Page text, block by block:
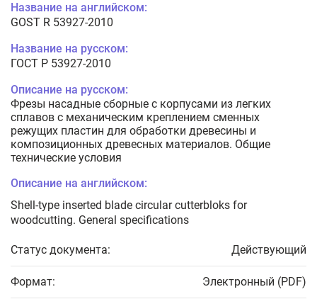
Название на английском:
GOST R 53927-2010
Название на русском:
ГОСТ Р 53927-2010
Описание на русском:
Фрезы насадные сборные с корпусами из легких
сплавов с механическим креплением сменных
режущих пластин для обработки древесины и
композиционных древесных материалов. Общие
технические условия
Описание на английском:
Shell-type inserted blade circular cutterbloks for
woodcutting. General specifications
Статус документа: Действующий
Формат: Электронный (PDF)